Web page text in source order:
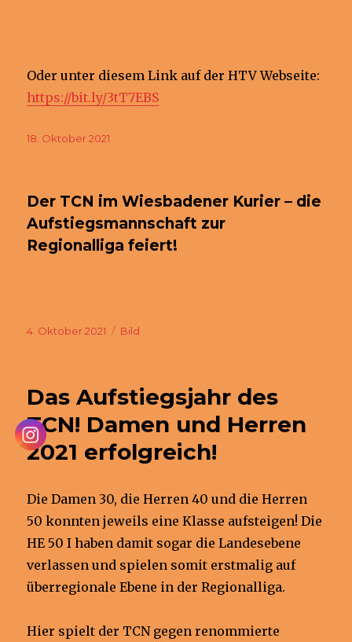
Oder unter diesem Link auf der HTV Webseite:
https://bit.ly/3tT7EBS
Veröffentlicht
18. Oktober 2021
Der TCN im Wiesbadener Kurier – die
Aufstiegsmannschaft zur
Regionalliga feiert!
Veröffentlicht
4. Oktober 2021 Format
Bild
Das Aufstiegsjahr des
TCN! Damen und Herren
2021 erfolgreich!
Die Damen 30, die Herren 40 und die Herren
50 konnten jeweils eine Klasse aufsteigen! Die
HE 50 I haben damit sogar die Landesebene
verlassen und spielen somit erstmalig auf
überregionale Ebene in der Regionalliga.
Hier spielt der TCN gegen renommierte